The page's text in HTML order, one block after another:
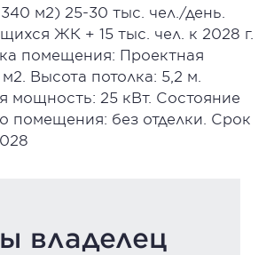
м2) 25-30 тыс. чел./день.
ЖК + 15 тыс. чел. к 2028 г.
помещения: Проектная
Высота потолка: 5,2 м.
мощность: 25 кВт. Состояние
помещения: без отделки. Срок
владелец